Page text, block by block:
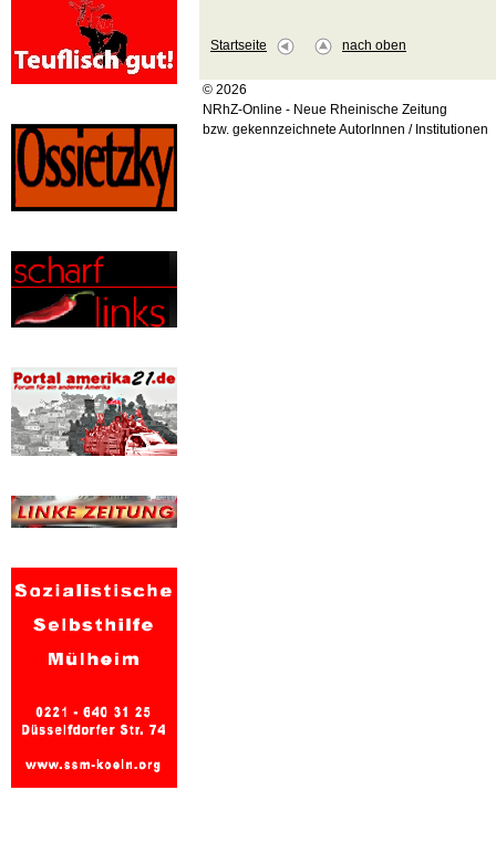
Startseite nach oben
© 2026
NRhZ-Online - Neue Rheinische Zeitung
bzw. gekennzeichnete AutorInnen / Institutionen